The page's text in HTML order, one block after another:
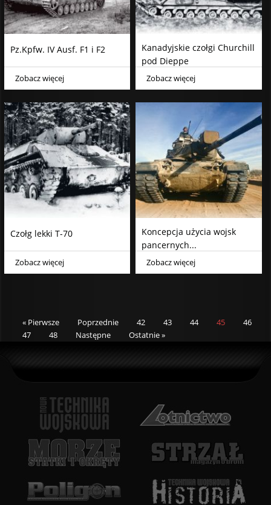
Pz.Kpfw. IV Ausf. F1 i F2
Zobacz więcej
Kanadyjskie czołgi Churchill
pod Dieppe
Zobacz więcej
Czołg lekki T-70
Zobacz więcej
Koncepcja użycia wojsk
pancernych...
Zobacz więcej
« Pierwsze Poprzednie 42 43 44 45
46
47
48 Następne Ostatnie »